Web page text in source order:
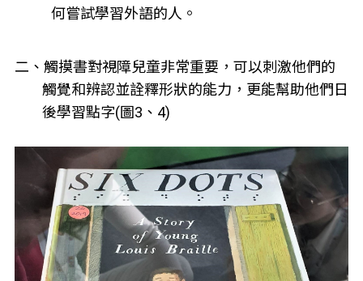
何嘗試學習外語的人。
二、觸摸書對視障兒童非常重要，可以刺激他們的
觸覺和辨認並詮釋形狀的能力，更能幫助他們日
後學習點字(圖3、4)